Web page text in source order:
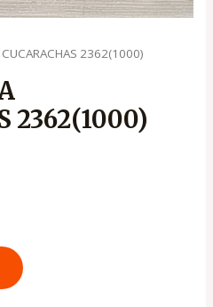
CUCARACHAS 2362(1000)
2362(1000)